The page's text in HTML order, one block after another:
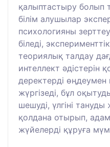
қалыптастыру болып
білім алушылар
психологияны
біледі,
теориялық талдау
интеллект әдістерін
деректерді өңдеумен
жүргізеді, бұл
шешуді, үлгіні
қолдана отырып, адам
жүйелерді құруға